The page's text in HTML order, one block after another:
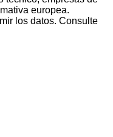
europea.
los datos. Consulte